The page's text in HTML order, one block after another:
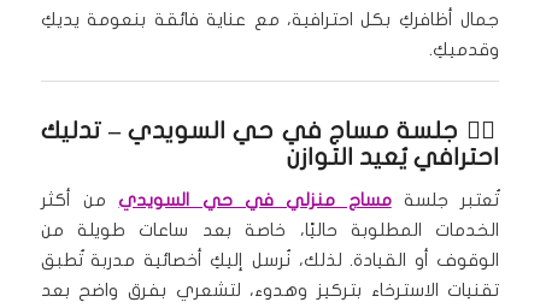
جمال أظافركِ بكل احترافية، مع عناية فائقة بنعومة يديكِ
وقدميكِ.
🧘‍♀️ جلسة مساج في حي السويدي– تدليك
احترافي يُعيد التوازن
تُعتبر جلسةمساج منزلي في حي السويديمن أكثر
الخدمات المطلوبة حاليًا، خاصة بعد ساعات طويلة من
الوقوف أو القيادة. لذلك، نُرسل إليكِ أخصائية مدربة تُطبق
تقنيات الاسترخاء بتركيز وهدوء، لتشعري بفرق واضح بعد